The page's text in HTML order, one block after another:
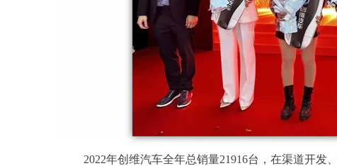
2022年创维汽车全年总销量21916台，在渠道开